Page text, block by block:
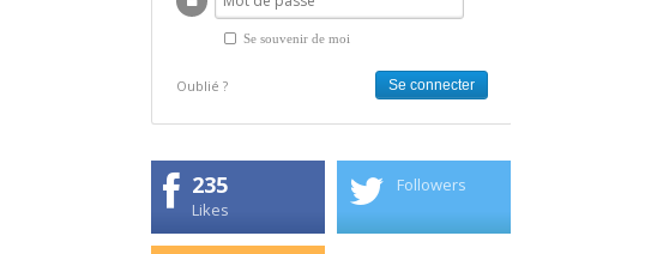
Se souvenir de moi
Oublié ?
235
Likes
Followers